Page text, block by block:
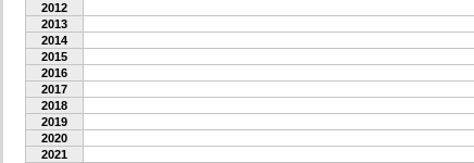
2012
2013
2014
2015
2016
2017
2018
2019
2020
2021